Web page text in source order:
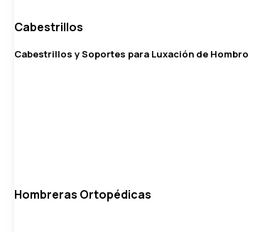
Cabestrillos
Cabestrillos y Soportes para Luxación de Hombro
Hombreras Ortopédicas